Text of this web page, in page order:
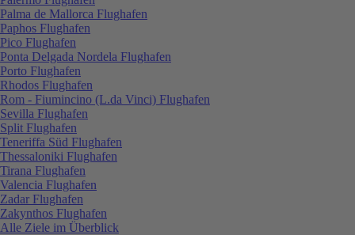
Palma de Mallorca Flughafen
Paphos Flughafen
Pico Flughafen
Ponta Delgada Nordela Flughafen
Porto Flughafen
Rhodos Flughafen
Rom - Fiumincino (L.da Vinci) Flughafen
Sevilla Flughafen
Split Flughafen
Teneriffa Süd Flughafen
Thessaloniki Flughafen
Tirana Flughafen
Valencia Flughafen
Zadar Flughafen
Zakynthos Flughafen
Alle Ziele im Überblick